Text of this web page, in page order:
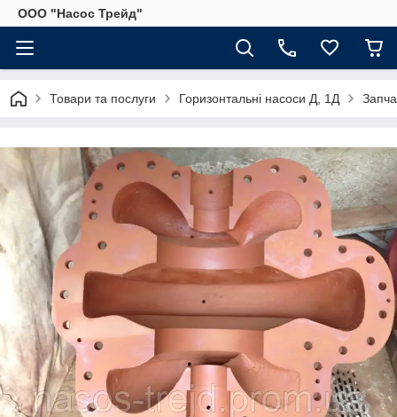
ООО "Насос Трейд"
Товари та послуги Горизонтальні насоси Д, 1Д